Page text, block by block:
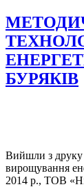
БУРЯКІВ
Вийшли з друку
вирощування
2014 р., ТОВ